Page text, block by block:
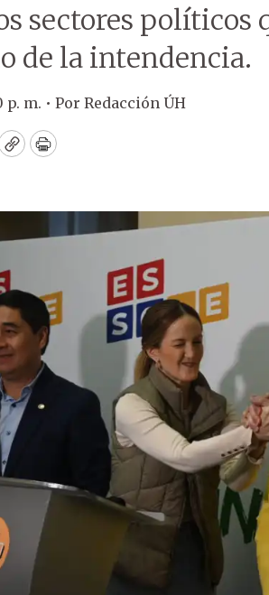
sectores políticos
de la intendencia.
p. m. • Por Redacción ÚH
CopyPrint